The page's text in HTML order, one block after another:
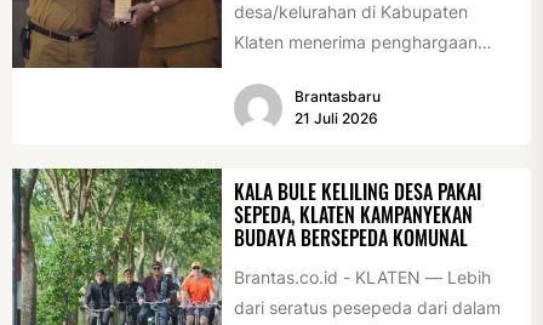
desa/kelurahan di Kabupaten
Klaten menerima penghargaan
2026. Penghargaan tersebut
diserahkan sebagai...
Brantasbaru
21 Juli 2026
KALA BULE KELILING DESA PAKAI
SEPEDA, KLATEN KAMPANYEKAN
BUDAYA BERSEPEDA KOMUNAL
Brantas.co.id - KLATEN — Lebih
dari seratus pesepeda dari dalam